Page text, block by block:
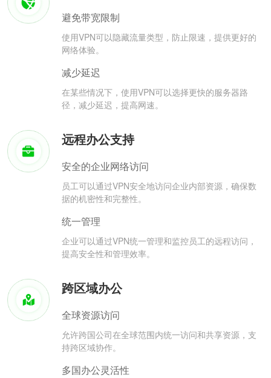
避免带宽限制
使用VPN可以隐藏流量类型，防止限速，提供更好的
网络体验。
减少延迟
在某些情况下，使用VPN可以选择更快的服务器路
径，减少延迟，提高网速。
远程办公支持
安全的企业网络访问
员工可以通过VPN安全地访问企业内部资源，确保数
据的机密性和完整性。
统一管理
企业可以通过VPN统一管理和监控员工的远程访问，
提高安全性和管理效率。
跨区域办公
全球资源访问
允许跨国公司在全球范围内统一访问和共享资源，支
持跨区域协作。
多国办公灵活性